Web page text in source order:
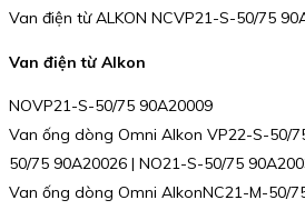
Van điện từ ALKON NCVP21-S-50/75
Van điện từ Alkon
NOVP21-S-50/75 90A20009
Van ống dòng Omni Alkon VP22-S-50/
50/75 90A20026 | NO21-S-50/75
Van ống dòng Omni AlkonNC21-M-50/